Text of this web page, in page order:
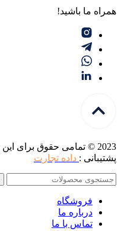
همراه ما باشید!
2023 © تمامی حقوق
پشتیبانی : داده تجارت
فروشگاه
درباره ما
تماس با ما